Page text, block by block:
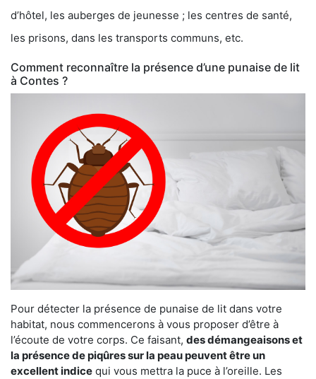
d’hôtel, les auberges de jeunesse ; les centres de santé,
les prisons, dans les transports communs, etc.
Comment reconnaître la présence d’une punaise de lit
à Contes ?
Pour détecter la présence de punaise de lit dans votre
habitat, nous commencerons à vous proposer d’être à
l’écoute de votre corps. Ce faisant, des démangeaisons et
la présence de piqûres sur la peau peuvent être un
excellent indice qui vous mettra la puce à l’oreille. Les